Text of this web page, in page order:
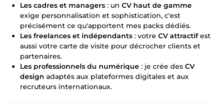
Les cadres et managers : un CV haut de gamme
exige personnalisation et sophistication, c'est
précisément ce qu'apportent mes packs dédiés.
Les freelances et indépendants : votre CV attractifest
aussi votre carte de visite pour décrocher clients et
partenaires.
Les professionnels du numérique : je crée des CV
design adaptés aux plateformes digitales et aux
recruteurs internationaux.